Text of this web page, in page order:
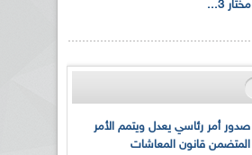
مختار 3...
صدور أمر رئاسي يعدل ويتمم الأمر
المتضمن قانون المعاشات